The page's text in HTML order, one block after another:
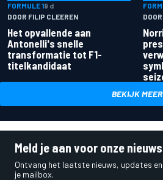
FORMULE 19 d
DOOR FILIP CLEEREN
Het opvallende aan
Antonelli's snelle
transformatie tot F1-
titelkandidaat
BEKIJK MEER
Meld je aan voor onze
Ontvang het laatste nieuws, updates
je mailbox.